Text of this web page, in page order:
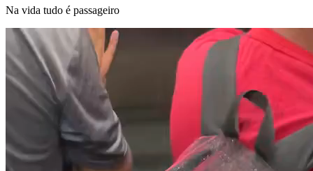
Na vida tudo é passageiro